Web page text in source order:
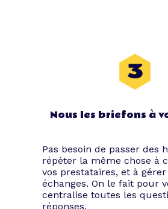
Nous les briefons à
Pas besoin de passer des
répéter la même chose à
vos prestataires, et à gérer
échanges. On le fait pour
centralise toutes les
réponses.